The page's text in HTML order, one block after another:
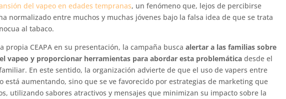
del vapeo en edades tempranas, un fenómeno que, lejos de percibirse
normalizado entre muchos y muchas jóvenes bajo la falsa idea de que se trata
al tabaco.
propia CEAPA en su presentación, la campaña buscaalertar a las familias sobre
vapeo y proporcionar herramientas para abordar esta problemáticadesde el
En este sentido, la organización advierte de que el uso de vapers entre
está aumentando, sino que se ve favorecido por estrategias de marketing que
utilizando sabores atractivos y mensajes que minimizan su impacto sobre la